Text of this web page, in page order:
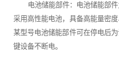
电池储能部件：电池储能部
采用高性能电池，具备高能量密
某型号电池储能部件可在停电后
键设备不断电。